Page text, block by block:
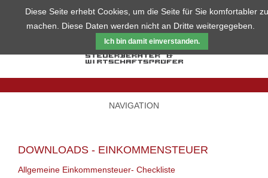
NAVIGATION
DOWNLOADS - EINKOMMENSTEUER
Allgemeine Einkommensteuer- Checkliste
Diese Seite erhebt Cookies, um die Seite für Sie komfortabler zu
machen. Diese Daten werden nicht an Dritte weitergegeben.
Ich bin damit einverstanden.